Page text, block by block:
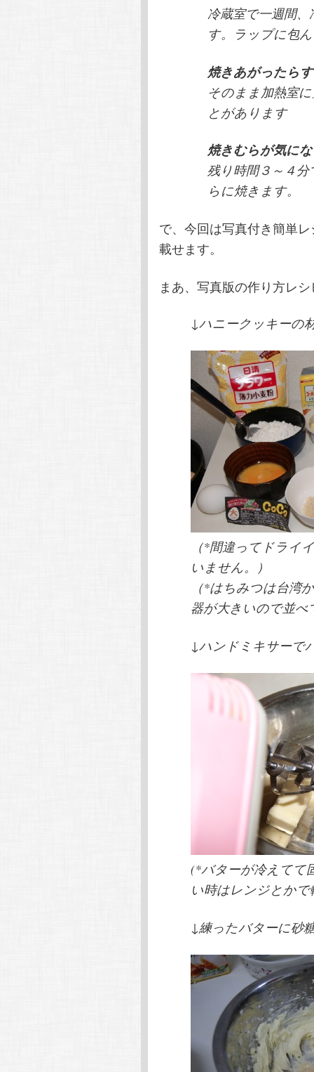
冷蔵室で一週間
す。ラップに包
焼きあがったら
そのまま加熱室
とがあります
焼きむらが気に
残り時間３～４
らに焼きます。
で、今回は写真付き簡単
載せます。
まあ、写真版の作り方レ
↓ハニークッキーの
（*間違ってドライ
いません。）
（*はちみつは台湾
器が大きいので並べ
↓ハンドミキサーで
(*バターが冷えてて
い時はレンジとか
↓練ったバターに砂